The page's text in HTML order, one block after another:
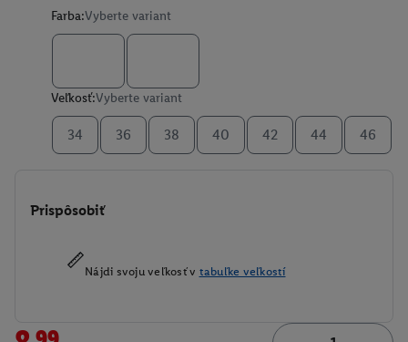
Farba:Vyberte variant
Veľkosť:Vyberte variant
34 36 38 40 42 44 46
Prispôsobiť
Nájdi svoju veľkosť v tabuľke veľkostí